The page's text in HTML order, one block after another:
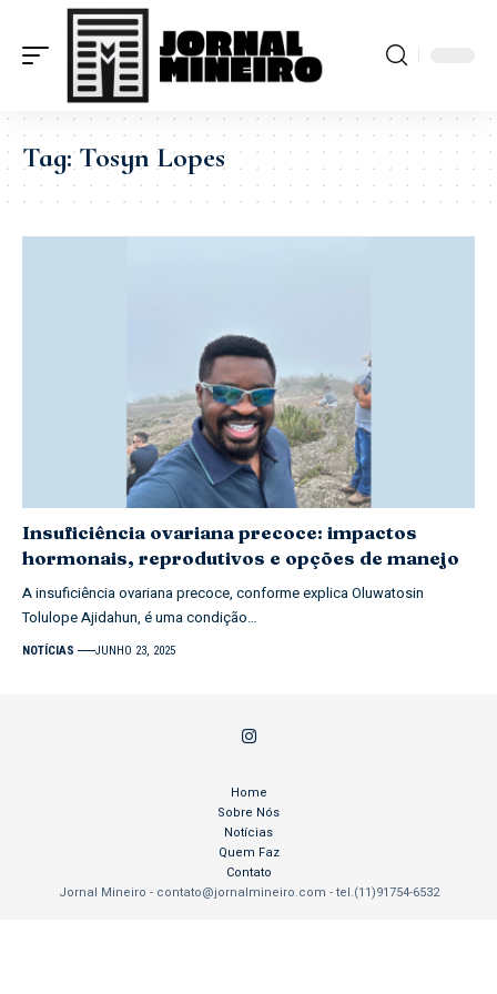
Tag:Tosyn Lopes
Insuficiência ovariana precoce: impactos
hormonais, reprodutivos e opções de manejo
A insuficiência ovariana precoce, conforme explica Oluwatosin
Tolulope Ajidahun, é uma condição…
NOTÍCIAS JUNHO 23, 2025
Jornal Mineiro - contato@jornalmineiro.com - tel.(11)91754-6532
Home
Sobre Nós
Notícias
Quem Faz
Contato